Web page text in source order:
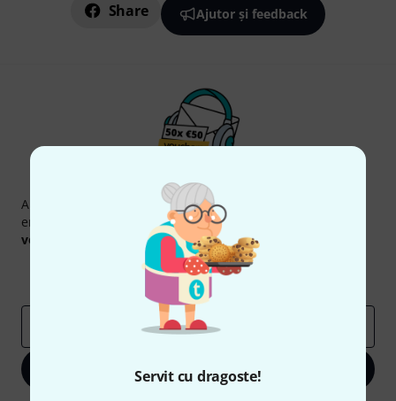
Servit cu dragoste!
Share Ajutor și feedback
Newsletter Thomann
Abonați-vă la buletinul informativ Thomann în limba
engleză și, cu puțin noroc, puteți câștiga unul dintre
voucherele
în valoare de50 €fiecare!
Contribuții inspiraționale
Perspectivele Thomann
Înscrie-te acum